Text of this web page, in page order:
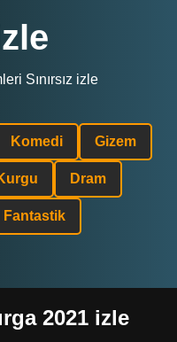
Sınırsız izle
Komedi Gizem
Dram
Fantastik
2021 izle